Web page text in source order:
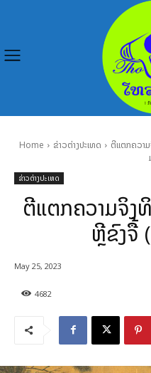
Home ຂ່າວຕ່າງປະເທດ
ຕີແຕກຄວາ
ຂ່າວຕ່າງປະເທດ
ຕີແຕກຄວາມຈິງ
ຫຼີຂົງຈື້
4682
May 25, 2023